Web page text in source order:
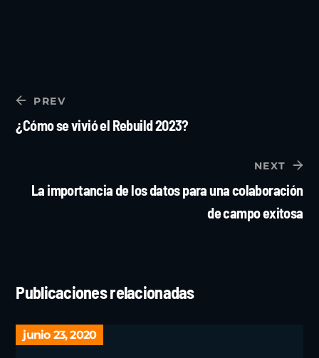
PREV
¿Cómo se vivió el Rebuild 2023?
NEXT
La importancia de los datos para una colaboración
de campo exitosa
Publicaciones relacionadas
junio 23, 2020